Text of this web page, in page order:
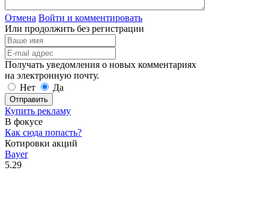
Отмена Войти и комментировать
Или продолжить без регистрации
Получать уведомления о новых комментариях
на электронную почту.
Нет
Да
Отправить
Купить рекламу
В фокусе
Как сюда попасть?
Котировки акций
Bayer
5.29